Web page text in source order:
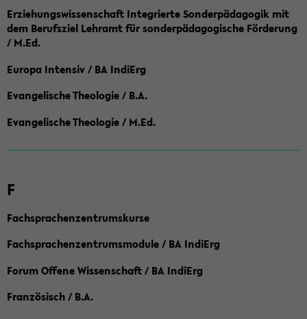
Erziehungswissenschaft Integrierte Sonderpädagogik mit
dem Berufsziel Lehramt für sonderpädagogische Förderung
/ M.Ed.
Europa Intensiv / BA IndiErg
Evangelische Theologie / B.A.
Evangelische Theologie / M.Ed.
F
Fachsprachenzentrumskurse
Fachsprachenzentrumsmodule / BA IndiErg
Forum Offene Wissenschaft / BA IndiErg
Französisch / B.A.